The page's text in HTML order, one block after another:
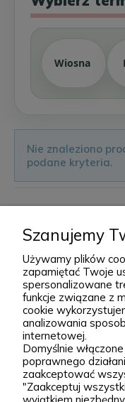
Wiosna
Nie znaleziono
podane kryteria.
Zielona Para
ogrodnicze
Zielona Para to
online stworzony z
pięknych
dostarczanie
ogrodowych, które
posadzeniu i
Szanujemy
Używamy plików
zapamiętać Twoje
spersonalizowane
funkcje związane z
cookie
analizowania
internetowej.
Domyślnie
poprawnego
zaakceptować
"Zaakceptuj